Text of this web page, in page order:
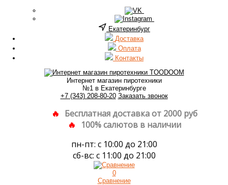
Екатеринбург
Доставка
Оплата
Контакты
Интернет магазин пиротехники
№1 в Екатеринбурге
+7 (343) 208-80-20 Заказать звонок
Бесплатная доставка от 2000 руб
100% салютов в наличии
пн-пт: с 10:00 до 21:00
сб-вс: с 11:00 до 21:00
0
Сравнение